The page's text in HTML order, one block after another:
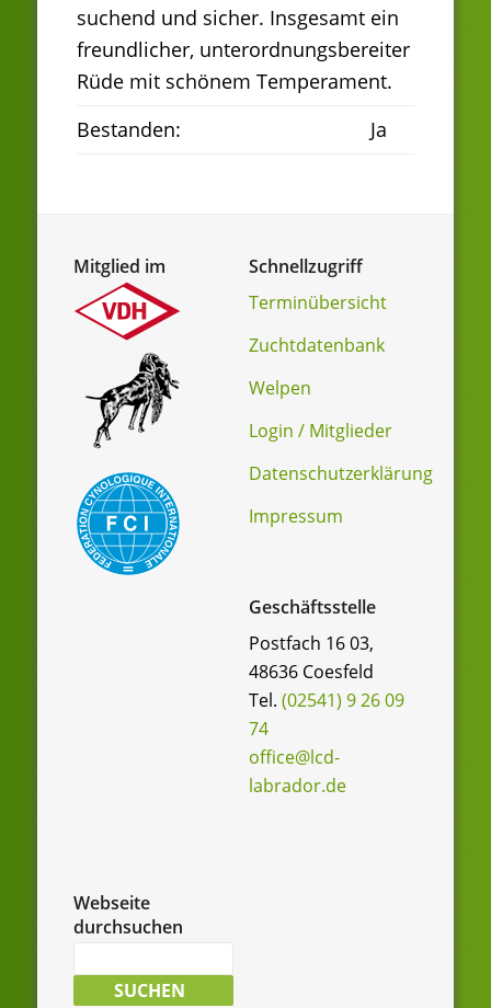
suchend und sicher. Insgesamt ein
freundlicher, unterordnungsbereiter
Rüde mit schönem Temperament.
Bestanden:
Ja
Mitglied im
Schnellzugriff
Terminübersicht
Zuchtdatenbank
Welpen
Login / Mitglieder
Datenschutzerklärung
Impressum
Geschäftsstelle
Postfach 16 03,
48636 Coesfeld
Tel. (02541) 9 26 09
74
office@lcd-
labrador.de
Webseite
durchsuchen
nach:SUCHEN